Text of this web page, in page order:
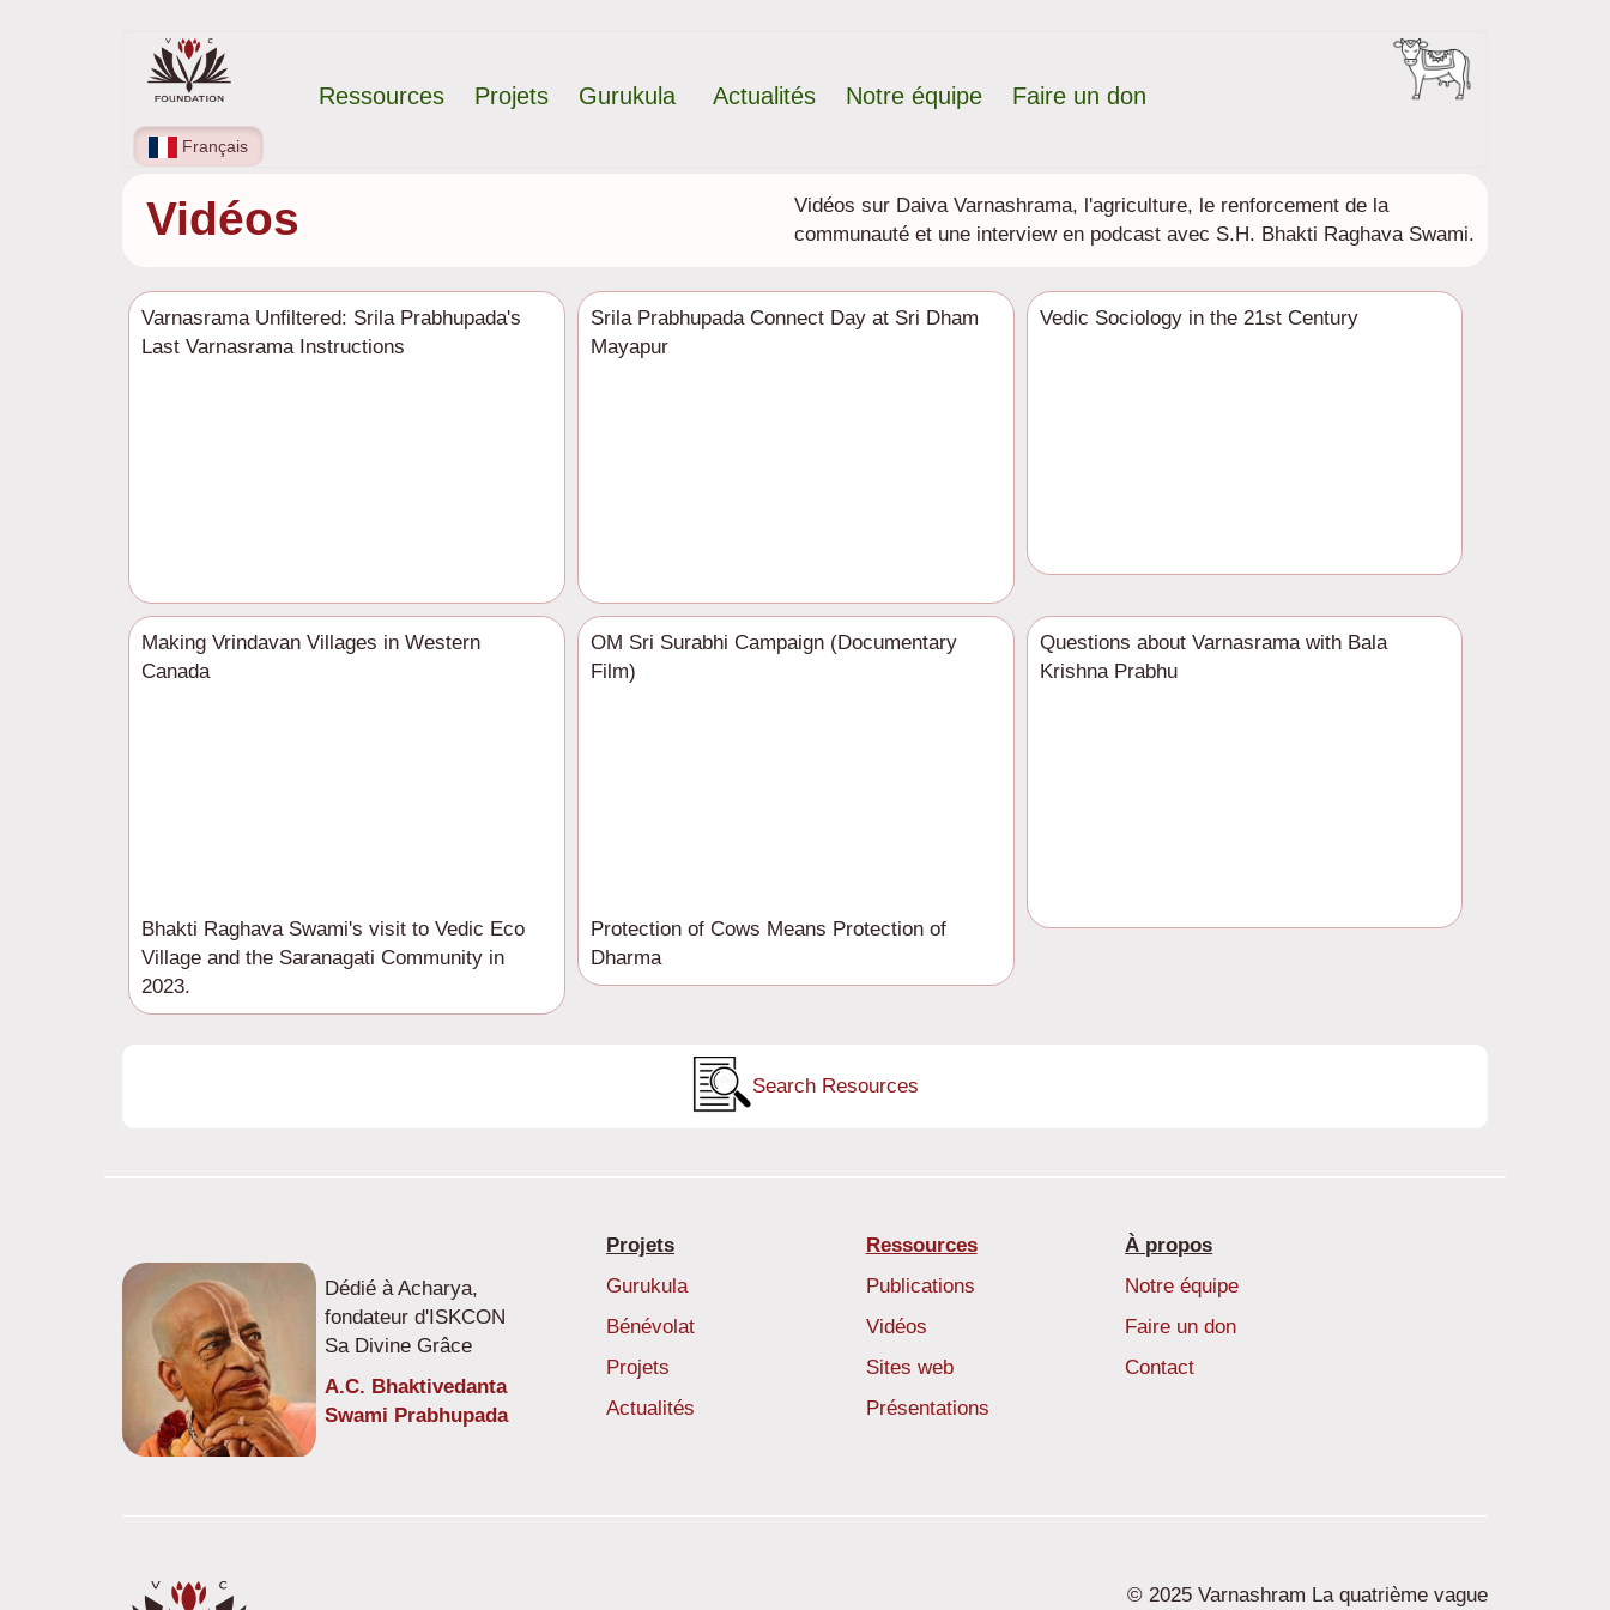
Français
Navigation
principaleRessources Projets Gurukula Actualités Notre équipe Faire un don
Vidéos
Vidéos sur Daiva Varnashrama, l'agriculture, le renforcement de la
communauté et une interview en podcast avec S.H. Bhakti Raghava Swami.
Varnasrama Unfiltered: Srila Prabhupada's
Last Varnasrama Instructions
Srila Prabhupada Connect Day at Sri Dham
Mayapur
Vedic Sociology in the 21st Century
Making Vrindavan Villages in Western
Canada
Bhakti Raghava Swami's visit to Vedic Eco
Village and the Saranagati Community in
2023.
OM Sri Surabhi Campaign (Documentary
Film)
Protection of Cows Means Protection of
Dharma
Questions about Varnasrama with Bala
Krishna Prabhu
Search Resources
Dédié à Acharya,
fondateur d'ISKCON
Sa Divine Grâce
A.C. Bhaktivedanta
Swami Prabhupada
Projets
Gurukula
Bénévolat
Projets
Actualités
Ressources
Publications
Vidéos
Sites web
Présentations
À propos
Notre équipe
Faire un don
Contact
© 2025 Varnashram La quatrième vague